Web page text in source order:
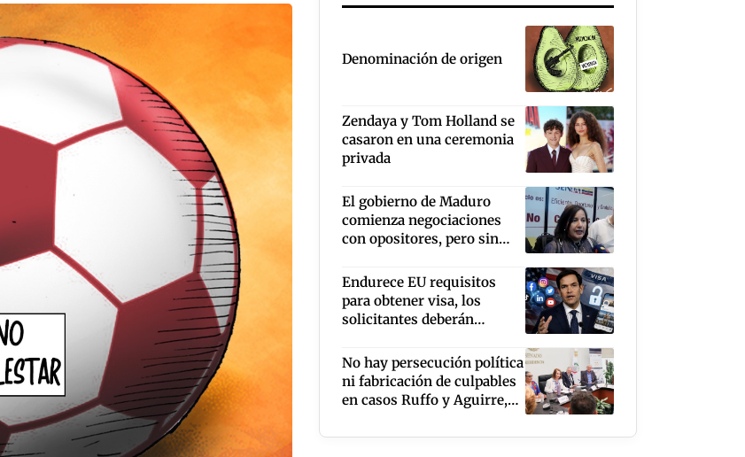
Denominación de origen
Zendaya y Tom Holland se
casaron en una ceremonia
privada
El gobierno de Maduro
comienza negociaciones
con opositores, pero sin
Edmundo González
Endurece EU requisitos
para obtener visa, los
solicitantes deberán
público sus redes sociales
No hay persecución política
ni fabricación de culpables
en casos Ruffo y Aguirre,